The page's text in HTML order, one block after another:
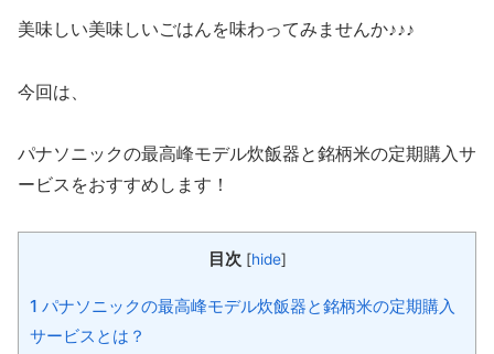
美味しい美味しいごはんを味わってみませんか♪♪♪
今回は、
パナソニックの最高峰モデル炊飯器と銘柄米の定期購入サ
ービスをおすすめします！
目次 [hide]
1 パナソニックの最高峰モデル炊飯器と銘柄米の定期購入
サービスとは？